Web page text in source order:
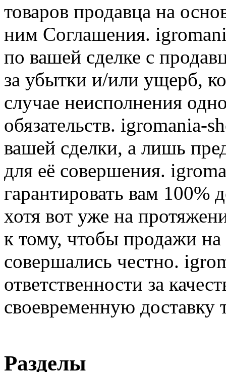
товаров продавца на
ним Соглашения.
по вашей сделке с
за убытки и/или ущерб,
случае неисполнения
обязательств. igromania-
вашей сделки, а лишь
для её совершения.
гарантировать вам 100%
хотя вот уже на
к тому, чтобы продажи
совершались честно.
ответственности за
своевременную доставку
Разделы